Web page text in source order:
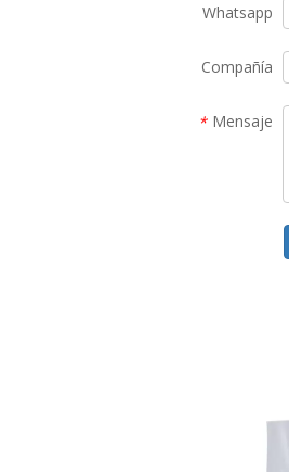
Whatsapp
Compañía
* Mensaje